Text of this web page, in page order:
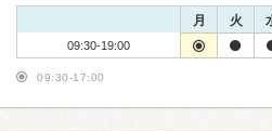
月 火
09:30-19:00
09:30-17:00